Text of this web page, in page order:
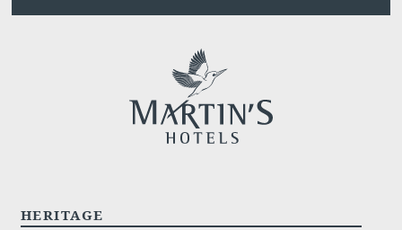
HERITAGE